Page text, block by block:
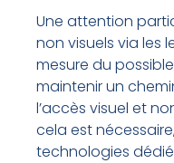
Une attention
non visuels via les
mesure du
maintenir un
l’accès visuel et
cela est
technologies